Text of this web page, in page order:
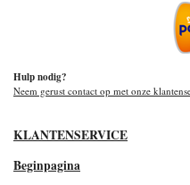
Hulp nodig?
Neem gerust contact op met onze
KLANTENSERVICE
Beginpagina